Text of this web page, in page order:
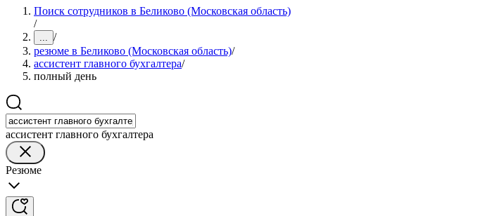
Поиск сотрудников в Беликово (Московская область)
/
... /
резюме в Беликово (Московская область)/
ассистент главного бухгалтера/
полный день
ассистент главного бухгалтера
Резюме